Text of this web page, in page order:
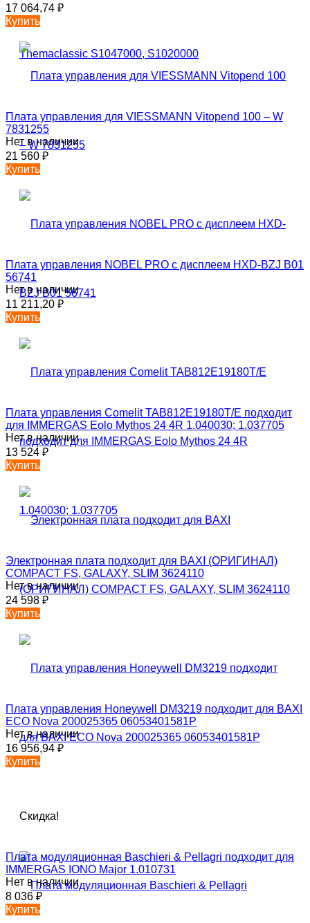
17 064,74 ₽
Купить
Плата управления для VIESSMANN Vitopend 100 – W
7831255
Нет в наличии
21 560 ₽
Купить
Плата управления NOBEL PRO с дисплеем HXD-BZJ B01
56741
Нет в наличии
11 211,20 ₽
Купить
Плата управления Comelit TAB812E19180T/E подходит
для IMMERGAS Eolo Mythos 24 4R 1.040030; 1.037705
Нет в наличии
13 524 ₽
Купить
Электронная плата подходит для BAXI (ОРИГИНАЛ)
COMPACT FS, GALAXY, SLIM 3624110
Нет в наличии
24 598 ₽
Купить
Плата управления Honeywell DM3219 подходит для BAXI
ECO Nova 200025365 06053401581P
Нет в наличии
16 956,94 ₽
Купить
Скидка!
Плата модуляционная Baschieri & Pellagri подходит для
IMMERGAS IONO Major 1.010731
Нет в наличии
8 036 ₽
Купить